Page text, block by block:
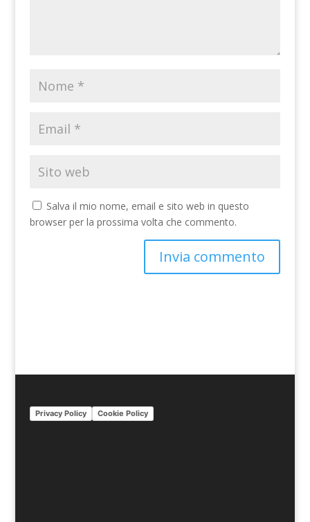
Salva il mio nome, email e sito web in questo
browser per la prossima volta che commento.
a
i
v
Privacy Policy Cookie Policy